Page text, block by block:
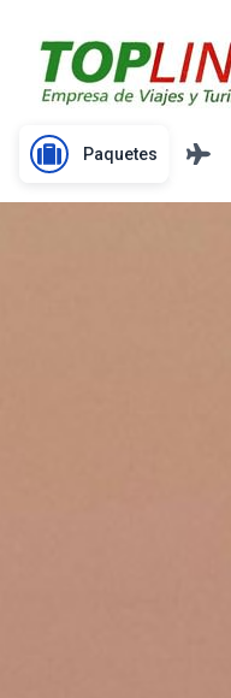
Paquetes